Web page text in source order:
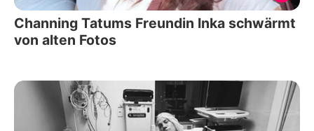
Channing Tatums Freundin Inka schwärmt
von alten Fotos